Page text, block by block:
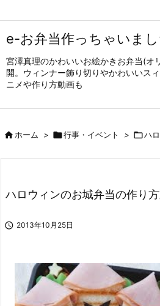
e-お弁当作っちゃいま
宮澤真理のかわいいお絵かきお弁当(オ
開。ウィンナー飾り切りやかわいいス
ニメや作り方動画も
ホーム > 行事・イベント > ハ
ハロウィンのお城弁当の作り
 2013年10月25日